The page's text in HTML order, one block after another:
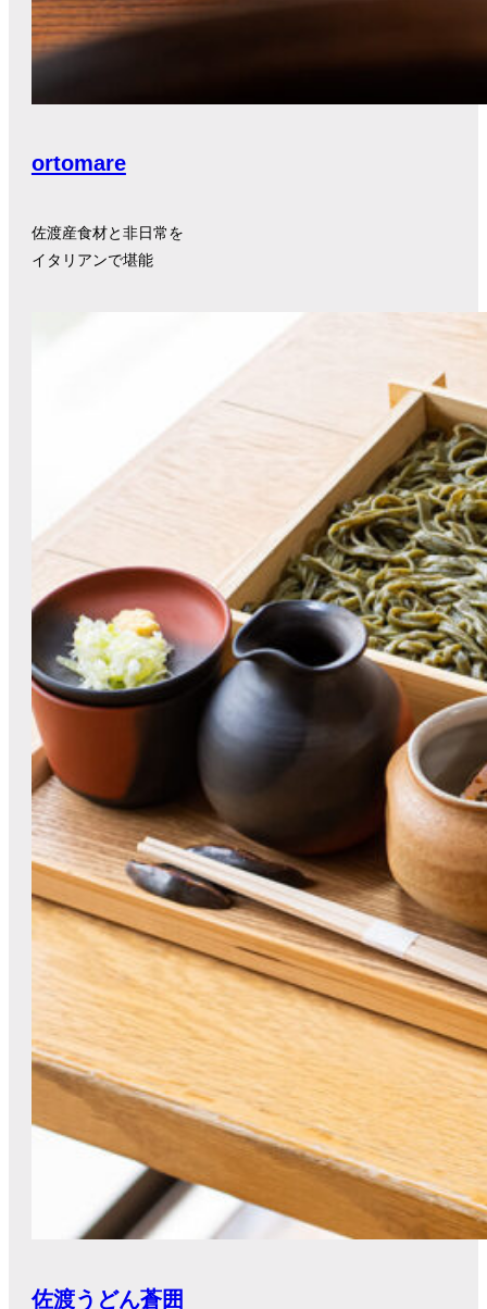
ortomare
佐渡産食材と非日常を
イタリアンで堪能
佐渡うどん蒼囲